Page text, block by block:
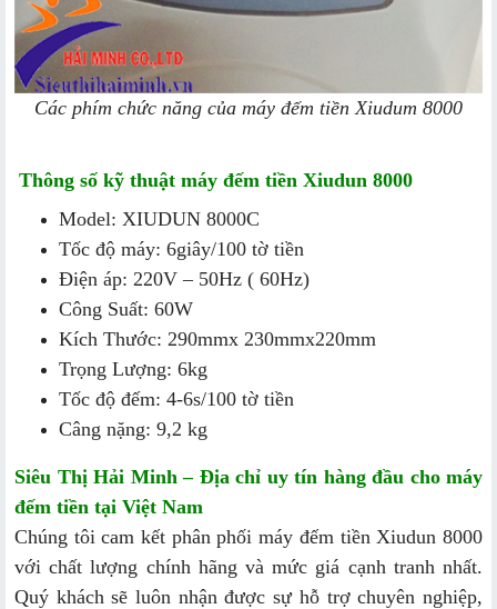
Các phím chức năng của máy đếm tiền Xiudum 8000
Thông số kỹ thuật máy đếm tiền Xiudun 8000
Model: XIUDUN 8000C
Tốc độ máy: 6giây/100 tờ tiền
Điện áp: 220V – 50Hz ( 60Hz)
Công Suất: 60W
Kích Thước: 290mmx 230mmx220mm
Trọng Lượng: 6kg
Tốc độ đếm: 4-6s/100 tờ tiền
Câng nặng: 9,2 kg
Siêu Thị Hải Minh – Địa chỉ uy tín hàng đầu cho máy
đếm tiền tại Việt Nam
Chúng tôi cam kết phân phối máy đếm tiền Xiudun 8000
với chất lượng chính hãng và mức giá cạnh tranh nhất.
Quý khách sẽ luôn nhận được sự hỗ trợ chuyên nghiệp,